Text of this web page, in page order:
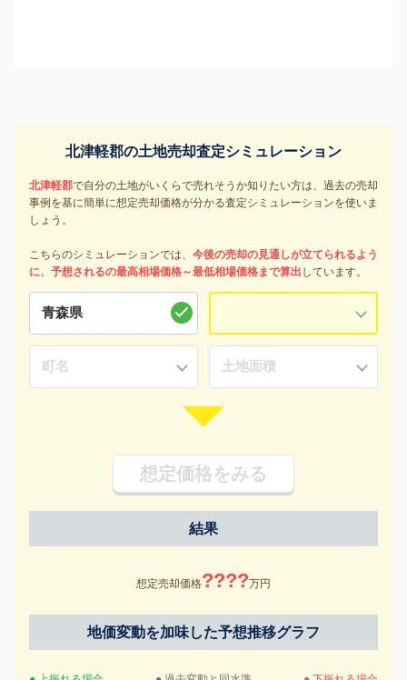
北津軽郡の土地売却査定シミュレーション
北津軽郡で自分の土地がいくらで売れそうか知りたい方は、過去の売却
事例を基に簡単に想定売却価格が分かる査定シミュレーションを使いま
しょう。
こちらのシミュレーションでは、 今後の売却の見通しが立てられるよう
に、予想されるの最高相場価格～最低相場価格まで算出 しています。
想定価格をみる
結果
想定売却価格????万円
地価変動を加味した予想推移グラフ